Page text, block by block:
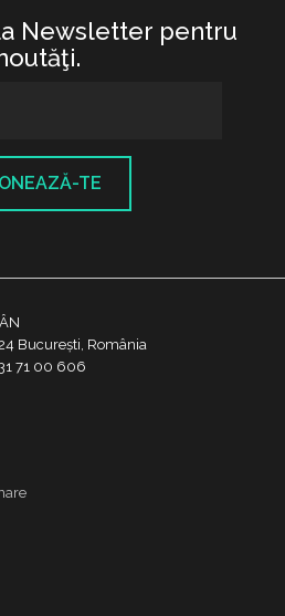
Newsletter pentru
TE
București, România
71 00 606